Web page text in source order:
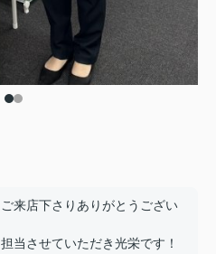
来店下さりありがとうござい
当させていただき光栄です！